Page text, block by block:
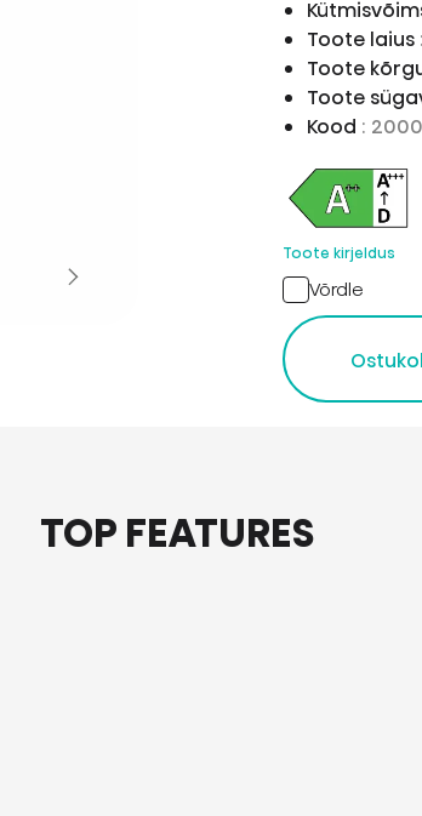
Toote laius
Toote
Toote
Kood :
Toote kirjeldus
Võrdle
TOP FEATURES